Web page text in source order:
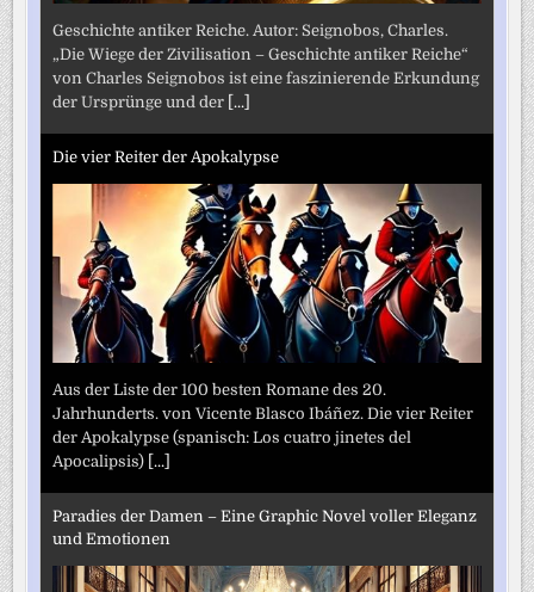
Geschichte antiker Reiche. Autor: Seignobos, Charles.
„Die Wiege der Zivilisation – Geschichte antiker Reiche“
von Charles Seignobos ist eine faszinierende Erkundung
der Ursprünge und der [...]
Die vier Reiter der Apokalypse
Aus der Liste der 100 besten Romane des 20.
Jahrhunderts. von Vicente Blasco Ibáñez. Die vier Reiter
der Apokalypse (spanisch: Los cuatro jinetes del
Apocalipsis) [...]
Paradies der Damen – Eine Graphic Novel voller Eleganz
und Emotionen